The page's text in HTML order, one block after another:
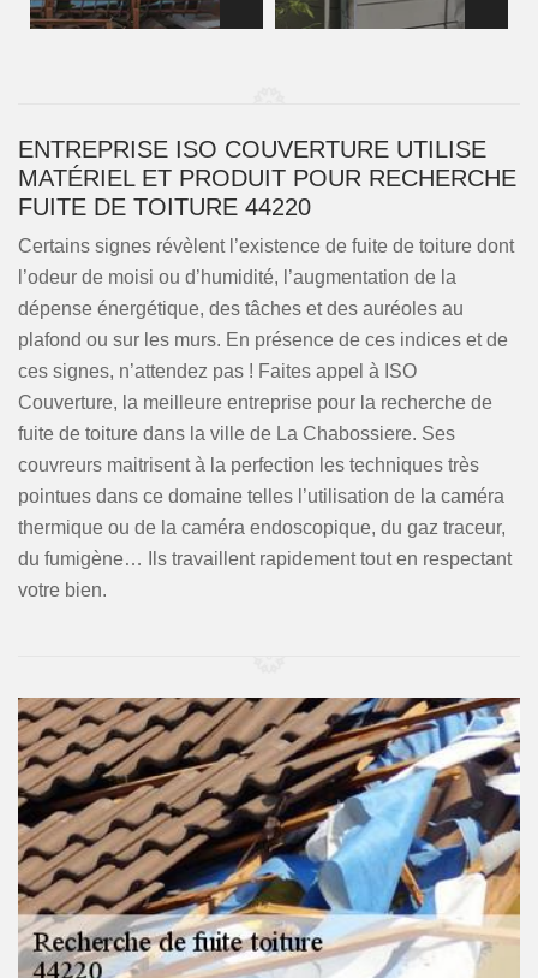
ENTREPRISE ISO COUVERTURE UTILISE
MATÉRIEL ET PRODUIT POUR RECHERCHE
FUITE DE TOITURE 44220
Certains signes révèlent l’existence de fuite de toiture dont
l’odeur de moisi ou d’humidité, l’augmentation de la
dépense énergétique, des tâches et des auréoles au
plafond ou sur les murs. En présence de ces indices et de
ces signes, n’attendez pas ! Faites appel à ISO
Couverture, la meilleure entreprise pour la recherche de
fuite de toiture dans la ville de La Chabossiere. Ses
couvreurs maitrisent à la perfection les techniques très
pointues dans ce domaine telles l’utilisation de la caméra
thermique ou de la caméra endoscopique, du gaz traceur,
du fumigène… Ils travaillent rapidement tout en respectant
votre bien.